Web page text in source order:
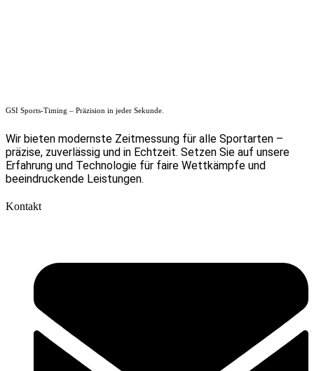
GSI Sports-Timing – Präzision in jeder Sekunde.
Wir bieten modernste Zeitmessung für alle Sportarten –
präzise, zuverlässig und in Echtzeit. Setzen Sie auf unsere
Erfahrung und Technologie für faire Wettkämpfe und
beeindruckende Leistungen.
Kontakt